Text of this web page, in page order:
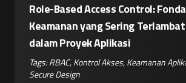
Role-Based Access Control:
Keamanan yang Sering
dalam Proyek Aplikasi
Tags:RBAC,Kontrol Akses,Keamanan
Secure Design